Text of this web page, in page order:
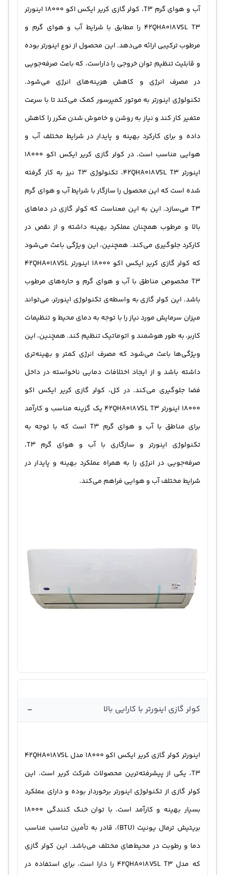
آب و هوای گرم T3، کولر گازی کریر ایکس اکو 18000 اینورتر
42QHA018VSL T3 را مطابق با شرایط آب و هوای گرم و
مرطوب ترکیبی ارائه می‌دهد. این محصول از نوع اینورتر بوده
و قابلیت تنظیم توان خروجی را داراست، که باعث صرفه‌جویی
در مصرف انرژی و کاهش هزینه‌های انرژی می‌شود.
تکنولوژی اینورتر به موتور کمپرسور کمک می‌کند تا با سرعت
متغیر کار کند و نیاز به روشن و خاموش شدن مکرر را کاهش
داده و برای کارکرد بهینه و پایدار در شرایط مختلف آب و
هوایی مناسب است. در کولر گازی کریر ایکس اکو 18000
اینورتر 42QHA018VSL T3، تکنولوژی T3 نیز به کار گرفته
شده است که این محصول را سازگار با شرایط آب و هوای گرم
T3 می‌سازد. این به این معناست که کولر گازی در دماهای
بالا و مرطوب همچنان عملکرد بهینه داشته و از نقص در
کارکرد جلوگیری می‌کند. همچنین، این ویژگی باعث می‌شود
که کولر گازی کریر ایکس اکو 18000 اینورتر 42QHA018VSL
T3 مخصوص مناطق با آب و هوای گرم و حاره‌های مرطوب
باشد. این کولر گازی به واسطه‌ی تکنولوژی اینورتر، می‌تواند
میزان سرمایش مورد نیاز را با توجه به دمای محیط و تنظیمات
کاربر، به طور هوشمند و اتوماتیک تنظیم کند. همچنین، این
ویژگی‌ها باعث می‌شود که مصرف انرژی کمتر و بهینه‌تری
داشته باشد و از ایجاد اختلافات دمایی ناخواسته در داخل
فضا جلوگیری می‌کند. در کل، کولر گازی کریر ایکس اکو
18000 اینورتر 42QHA018VSL T3 یک گزینه مناسب و کارآمد
برای مناطق با آب و هوای گرم T3 است که با توجه به
تکنولوژی اینورتر و سازگاری با آب و هوای گرم T3،
صرفه‌جویی در انرژی را به همراه عملکرد بهینه و پایدار در
شرایط مختلف آب و هوایی فراهم می‌کند.
کولر گازی اینورتر با کارایی بالا -
اینورتر کولر گازی کریر ایکس اکو 18000 مدل 42QHA018VSL
T3، یکی از پیشرفته‌ترین محصولات شرکت کریر است. این
کولر گازی از تکنولوژی اینورتر برخوردار بوده و دارای عملکرد
بسیار بهینه و کارآمد است. با توان خنک کنندگی 18000
بریتیش ترمال یونیت (BTU)، قادر به تأمین تناسب مناسب
دما و رطوبت در محیط‌های مختلف می‌باشد. این کولر گازی
که مدل 42QHA018VSL T3 را دارا است، برای استفاده در